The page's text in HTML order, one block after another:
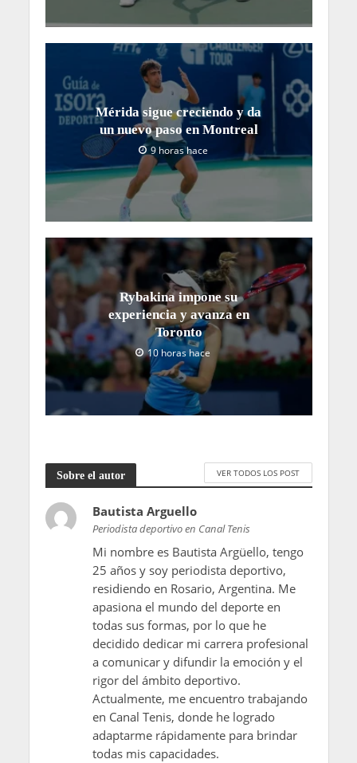
Mérida sigue creciendo y da
un nuevo paso en Montreal
9 horas hace
Rybakina impone su
experiencia y avanza en
Toronto
10 horas hace
Sobre el autor VER TODOS LOS POST
Bautista Arguello
Periodista deportivo en Canal Tenis
Mi nombre es Bautista Argüello, tengo
25 años y soy periodista deportivo,
residiendo en Rosario, Argentina. Me
apasiona el mundo del deporte en
todas sus formas, por lo que he
decidido dedicar mi carrera profesional
a comunicar y difundir la emoción y el
rigor del ámbito deportivo.
Actualmente, me encuentro trabajando
en Canal Tenis, donde he logrado
adaptarme rápidamente para brindar
todas mis capacidades.